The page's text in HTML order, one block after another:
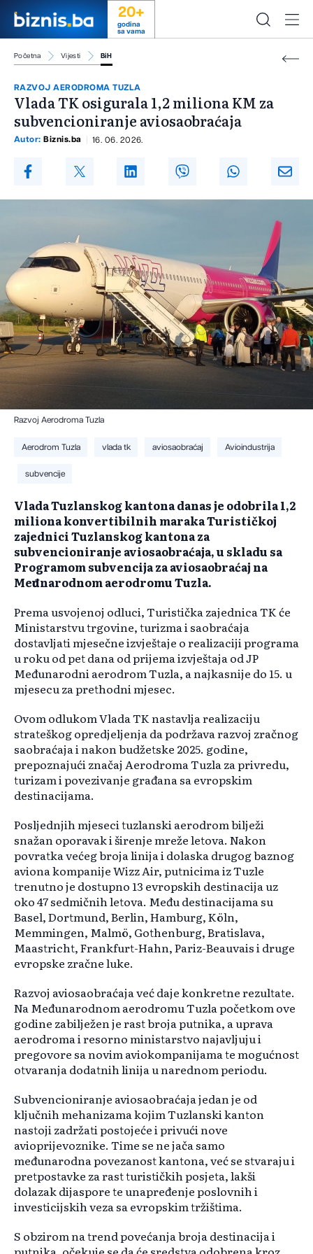
20+
godina
sa vama
Početna Vijesti BiH
RAZVOJ AERODROMA TUZLA
Vlada TK osigurala 1,2 miliona KM za
subvencioniranje aviosaobraćaja
Autor: Biznis.ba 16. 06. 2026.
Razvoj Aerodroma Tuzla
Aerodrom Tuzla vlada tk aviosaobraćaj Avioindustrija
subvencije
Vlada Tuzlanskog kantona danas je odobrila 1,2
miliona konvertibilnih maraka Turističkoj
zajednici Tuzlanskog kantona za
subvencioniranje aviosaobraćaja, u skladu sa
Programom subvencija za aviosaobraćaj na
Međunarodnom aerodromu Tuzla.
Prema usvojenoj odluci, Turistička zajednica TK će
Ministarstvu trgovine, turizma i saobraćaja
dostavljati mjesečne izvještaje o realizaciji programa
u roku od pet dana od prijema izvještaja od JP
Međunarodni aerodrom Tuzla, a najkasnije do 15. u
mjesecu za prethodni mjesec.
Ovom odlukom Vlada TK nastavlja realizaciju
strateškog opredjeljenja da podržava razvoj zračnog
saobraćaja i nakon budžetske 2025. godine,
prepoznajući značaj Aerodroma Tuzla za privredu,
turizam i povezivanje građana sa evropskim
destinacijama.
Posljednjih mjeseci tuzlanski aerodrom bilježi
snažan oporavak i širenje mreže letova. Nakon
povratka većeg broja linija i dolaska drugog baznog
aviona kompanije Wizz Air, putnicima iz Tuzle
trenutno je dostupno 13 evropskih destinacija uz
oko 47 sedmičnih letova. Među destinacijama su
Basel, Dortmund, Berlin, Hamburg, Köln,
Memmingen, Malmö, Gothenburg, Bratislava,
Maastricht, Frankfurt-Hahn, Pariz-Beauvais i druge
evropske zračne luke.
Razvoj aviosaobraćaja već daje konkretne rezultate.
Na Međunarodnom aerodromu Tuzla početkom ove
godine zabilježen je rast broja putnika, a uprava
aerodroma i resorno ministarstvo najavljuju i
pregovore sa novim aviokompanijama te mogućnost
otvaranja dodatnih linija u narednom periodu.
Subvencioniranje aviosaobraćaja jedan je od
ključnih mehanizama kojim Tuzlanski kanton
nastoji zadržati postojeće i privući nove
avioprijevoznike. Time se ne jača samo
međunarodna povezanost kantona, već se stvaraju i
pretpostavke za rast turističkih posjeta, lakši
dolazak dijaspore te unapređenje poslovnih i
investicijskih veza sa evropskim tržištima.
S obzirom na trend povećanja broja destinacija i